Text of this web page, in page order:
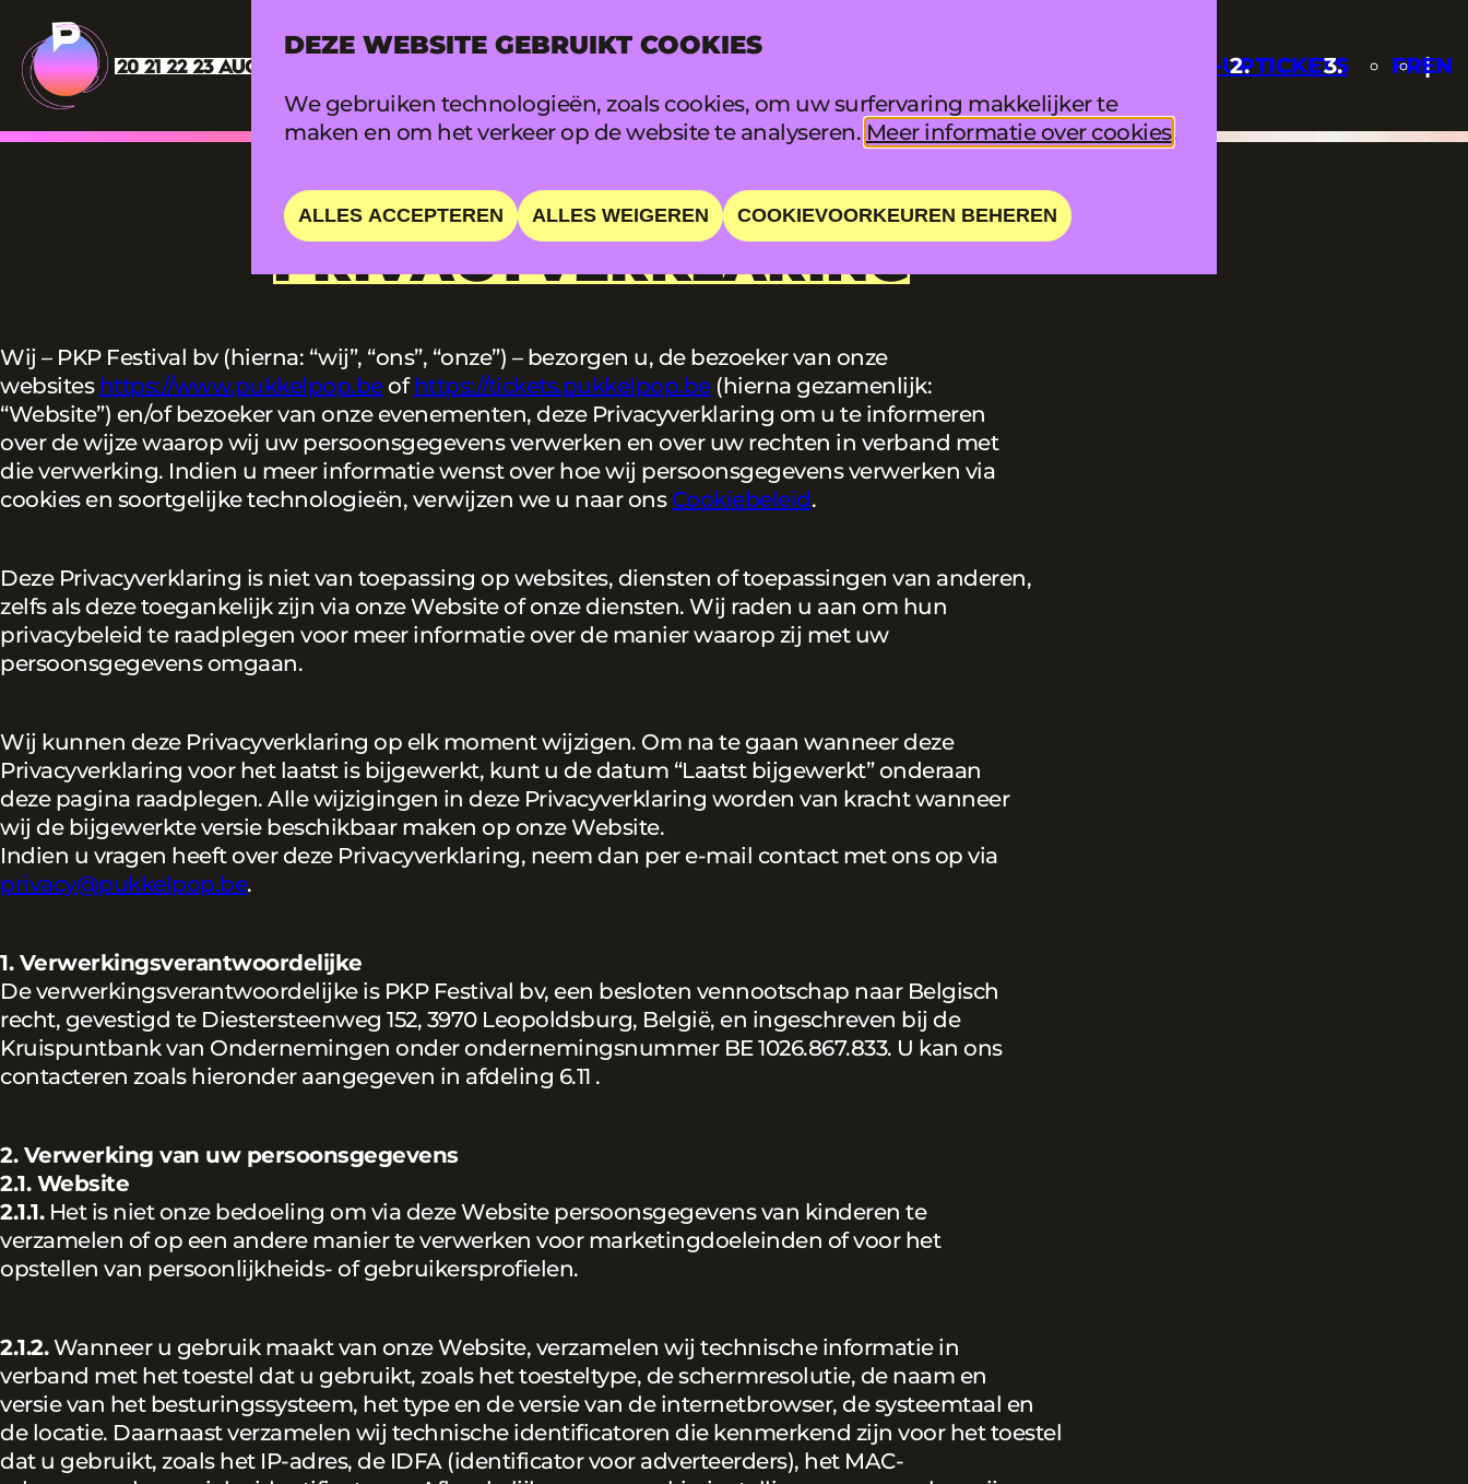
DEZE WEBSITE GEBRUIKT COOKIES
We gebruiken technologieën, zoals cookies, om uw surfervaring makkelijker te
maken en om het verkeer op de website te analyseren. Meer informatie over cookies.
ALLES ACCEPTEREN ALLES WEIGEREN COOKIEVOORKEUREN BEHEREN
LINE-UPTICKETS FREN
PRIVACYVERKLARING
Wij – PKP Festival bv (hierna: “wij”, “ons”, “onze”) – bezorgen u, de bezoeker van onze
websites https://www.pukkelpop.beofhttps://tickets.pukkelpop.be(hierna gezamenlijk:
“Website”) en/of bezoeker van onze evenementen, deze Privacyverklaring om u te informeren
over de wijze waarop wij uw persoonsgegevens verwerken en over uw rechten in verband met
die verwerking. Indien u meer informatie wenst over hoe wij persoonsgegevens verwerken via
cookies en soortgelijke technologieën, verwijzen we u naar ons Cookiebeleid.
Deze Privacyverklaring is niet van toepassing op websites, diensten of toepassingen van anderen,
zelfs als deze toegankelijk zijn via onze Website of onze diensten. Wij raden u aan om hun
privacybeleid te raadplegen voor meer informatie over de manier waarop zij met uw
persoonsgegevens omgaan.
Wij kunnen deze Privacyverklaring op elk moment wijzigen. Om na te gaan wanneer deze
Privacyverklaring voor het laatst is bijgewerkt, kunt u de datum “Laatst bijgewerkt” onderaan
deze pagina raadplegen. Alle wijzigingen in deze Privacyverklaring worden van kracht wanneer
wij de bijgewerkte versie beschikbaar maken op onze Website.
Indien u vragen heeft over deze Privacyverklaring, neem dan per e-mail contact met ons op via
privacy@pukkelpop.be.
1. Verwerkingsverantwoordelijke
De verwerkingsverantwoordelijke is PKP Festival bv, een besloten vennootschap naar Belgisch
recht, gevestigd te Diestersteenweg 152, 3970 Leopoldsburg, België, en ingeschreven bij de
Kruispuntbank van Ondernemingen onder ondernemingsnummer BE 1026.867.833. U kan ons
contacteren zoals hieronder aangegeven in afdeling ‎6.11 .
2. Verwerking van uw persoonsgegevens
2.1. Website
2.1.1.Het is niet onze bedoeling om via deze Website persoonsgegevens van kinderen te
verzamelen of op een andere manier te verwerken voor marketingdoeleinden of voor het
opstellen van persoonlijkheids- of gebruikersprofielen.
2.1.2.Wanneer u gebruik maakt van onze Website, verzamelen wij technische informatie in
verband met het toestel dat u gebruikt, zoals het toesteltype, de schermresolutie, de naam en
versie van het besturingssysteem, het type en de versie van de internetbrowser, de systeemtaal en
de locatie. Daarnaast verzamelen wij technische identificatoren die kenmerkend zijn voor het toestel
dat u gebruikt, zoals het IP-adres, de IDFA (identificator voor adverteerders), het MAC-